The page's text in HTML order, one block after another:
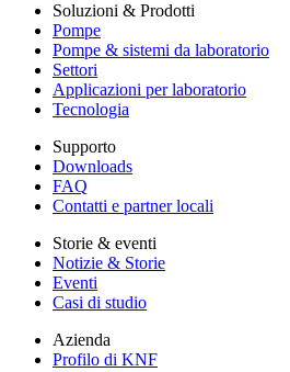
Soluzioni & Prodotti
Pompe
Pompe & sistemi da laboratorio
Settori
Applicazioni per laboratorio
Tecnologia
Supporto
Downloads
FAQ
Contatti e partner locali
Storie & eventi
Notizie & Storie
Eventi
Casi di studio
Azienda
Profilo di KNF